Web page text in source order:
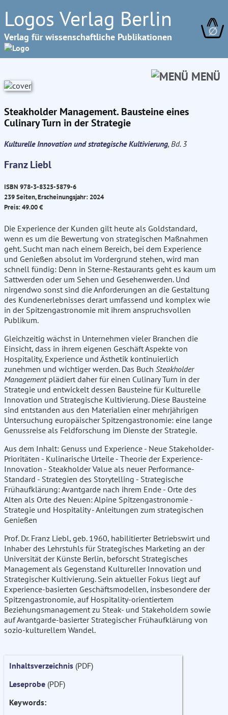
Logos Verlag Berlin
Verlag für wissenschaftliche Publikationen ∅
MENÜ
Steakholder Management. Bausteine eines
Culinary Turn in der Strategie
Kulturelle Innovation und strategische Kultivierung, Bd. 3
Franz Liebl
ISBN 978-3-8325-5879-6
239 Seiten, Erscheinungsjahr: 2024
Preis: 49.00 €
Die Experience der Kunden gilt heute als Goldstandard,
wenn es um die Bewertung von strategischen Maßnahmen
geht. Sucht man nach einem Bereich, bei dem Experience
und Genießen absolut im Vordergrund stehen, wird man
schnell fündig: Denn in Sterne-Restaurants geht es kaum um
Sattwerden oder um Sehen und Gesehenwerden. Und
nirgendwo sonst sind die Anforderungen an die Gestaltung
des Kundenerlebnisses derart umfassend und komplex wie
in der Spitzengastronomie mit ihrem anspruchsvollen
Publikum.
Gleichzeitig wächst in Unternehmen vieler Branchen die
Einsicht, dass in ihrem eigenen Geschäft Aspekte von
Hospitality, Experience und Ästhetik kontinuierlich
zunehmen und wichtiger werden. Das Buch Steakholder
Managementplädiert daher für einen Culinary Turn in der
Strategie und entwickelt dessen Bausteine für Kulturelle
Innovation und Strategische Kultivierung. Diese Bausteine
sind entstanden aus den Materialien einer mehrjährigen
Untersuchung europäischer Spitzengastronomie: eine lange
Genussreise als Feldforschung im Dienste der Strategie.
Aus dem Inhalt: Genuss und Experience - Neue Stakeholder-
Prioritäten - Kulinarische Urteile - Theorie der Experience-
Innovation - Steakholder Value als neuer Performance-
Standard - Strategien des Storytelling - Strategische
Frühaufklärung: Avantgarde nach ihrem Ende - Orte des
Alten als Orte des Neuen: Alpine Spitzengastronomie -
Strategie und Hospitality - Anleitungen zum strategischen
Genießen
Prof. Dr. Franz Liebl, geb. 1960, habilitierter Betriebswirt und
Inhaber des Lehrstuhls für Strategisches Marketing an der
Universität der Künste Berlin, beforscht Strategisches
Management als Gegenstand Kultureller Innovation und
Strategischer Kultivierung. Sein aktueller Fokus liegt auf
Experience-basierten Geschäftsmodellen, insbesondere der
Spitzengastronomie, auf Hospitality-orientiertem
Beziehungsmanagement zu Steak- und Stakeholdern sowie
auf Avantgarde-basierter Strategischer Frühaufklärung von
sozio-kulturellem Wandel.
Inhaltsverzeichnis (PDF)
Leseprobe (PDF)
Keywords: